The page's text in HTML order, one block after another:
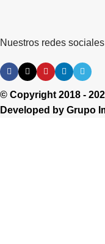
Nuestros redes
© Copyright 2018 -
Developed by Grupo